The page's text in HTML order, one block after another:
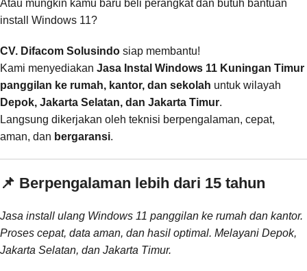
Atau mungkin kamu baru beli perangkat dan butuh bantuan
install Windows 11?
CV. Difacom Solusindo siap membantu!
Kami menyediakan Jasa Instal Windows 11 Kuningan Timur
panggilan ke rumah, kantor, dan sekolah untuk wilayah
Depok, Jakarta Selatan, dan Jakarta Timur.
Langsung dikerjakan oleh teknisi berpengalaman, cepat,
aman, dan bergaransi.
📌 Berpengalaman lebih dari 15 tahun
Jasa install ulang Windows 11 panggilan ke rumah dan kantor.
Proses cepat, data aman, dan hasil optimal. Melayani Depok,
Jakarta Selatan, dan Jakarta Timur.